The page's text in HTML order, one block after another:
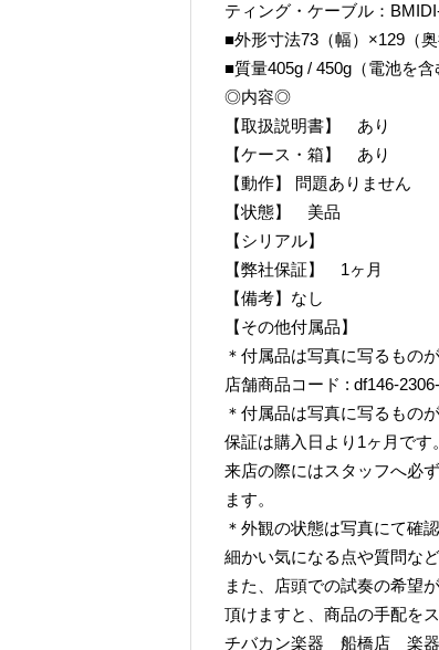
ティング・ケーブル：
■外形寸法73（幅）×129（
■質量405g / 450g（電池を含
◎内容◎
【取扱説明書】 あり
【ケース・箱】 あり
【動作】 問題ありません
【状態】 美品
【シリアル】
【弊社保証】 1ヶ月
【備考】なし
【その他付属品】
＊付属品は写真に写るもの
店舗商品コード : df146-
＊付属品は写真に写るもの
保証は購入日より1ヶ月です。
来店の際にはスタッフへ必
ます。
＊外観の状態は写真にて確
細かい気になる点や質問な
また、店頭での試奏の希望
頂けますと、商品の手配を
チバカン楽器 船橋店 楽器